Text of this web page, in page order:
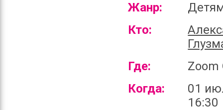
Жанр:
Кто:
Где:
Zoom
Когда:
01
16:30